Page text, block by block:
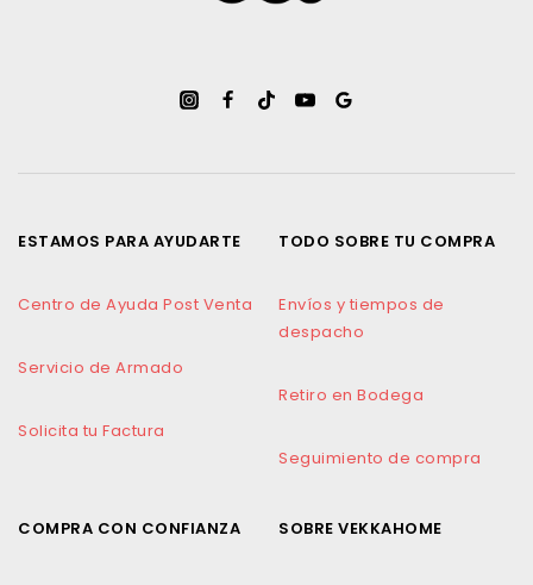
ESTAMOS PARA AYUDARTE
Centro de Ayuda Post Venta
Servicio de Armado
Solicita tu Factura
TODO SOBRE TU COMPRA
Envíos y tiempos de
despacho
Retiro en Bodega
Seguimiento de compra
COMPRA CON CONFIANZA SOBRE VEKKAHOME